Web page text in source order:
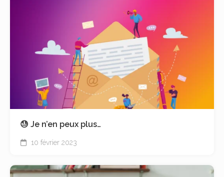
😓 Je n’en peux plus…
10 février 2023